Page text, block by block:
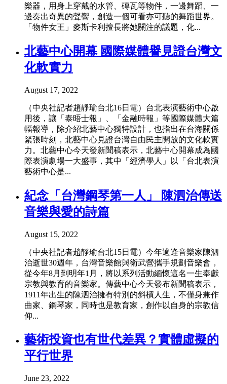
樂器，用身上穿戴的水管、磚瓦等物件，一邊舞蹈、一
邊奏出奇異的聲響，創造一個可看亦可聽的舞蹈世界。
「物件女王」麥斯卡利擅長將她關注的議題，化...
北藝中心開幕 國際媒體譽見證台灣文
化軟實力
August 17, 2022
（中央社記者趙靜瑜台北16日電）台北表演藝術中心啟
用後，讓「泰晤士報」、「金融時報」等國際媒體大篇
幅報導，除介紹北藝中心獨特設計，也指出在台海關係
緊張時刻，北藝中心見證台灣自由民主開放的文化軟實
力。北藝中心今天發新聞稿表示，北藝中心開幕成為國
際表演劇場一大盛事，其中「經濟學人」以「台北表演
藝術中心是...
紀念「台灣鋼琴第一人」 陳泗治傳送
音樂與愛的詩篇
August 15, 2022
（中央社記者趙靜瑜台北15日電）今年適逢音樂家陳泗
治逝世30週年，台灣音樂館與衛武營攜手規劃音樂會，
從今年8月到明年1月，將以系列活動緬懷這名一生奉獻
宗教與教育的音樂家。傳藝中心今天發布新聞稿表示，
1911年出生的陳泗治擁有特別的斜槓人生，不僅身兼作
曲家、鋼琴家，同時也是教育家，創作以自身的宗教信
仰...
藝術投資也有世代差異？實體虛擬的
平行世界
June 23, 2022